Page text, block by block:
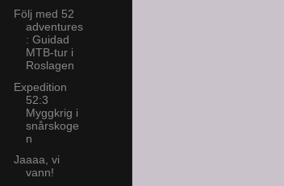
Följ med 52
adventures
: Guidad
MTB-tur i
Roslagen
Expedition
52:3
Myggkrig i
snårskoge
n
Jaaaa, vi
vann!